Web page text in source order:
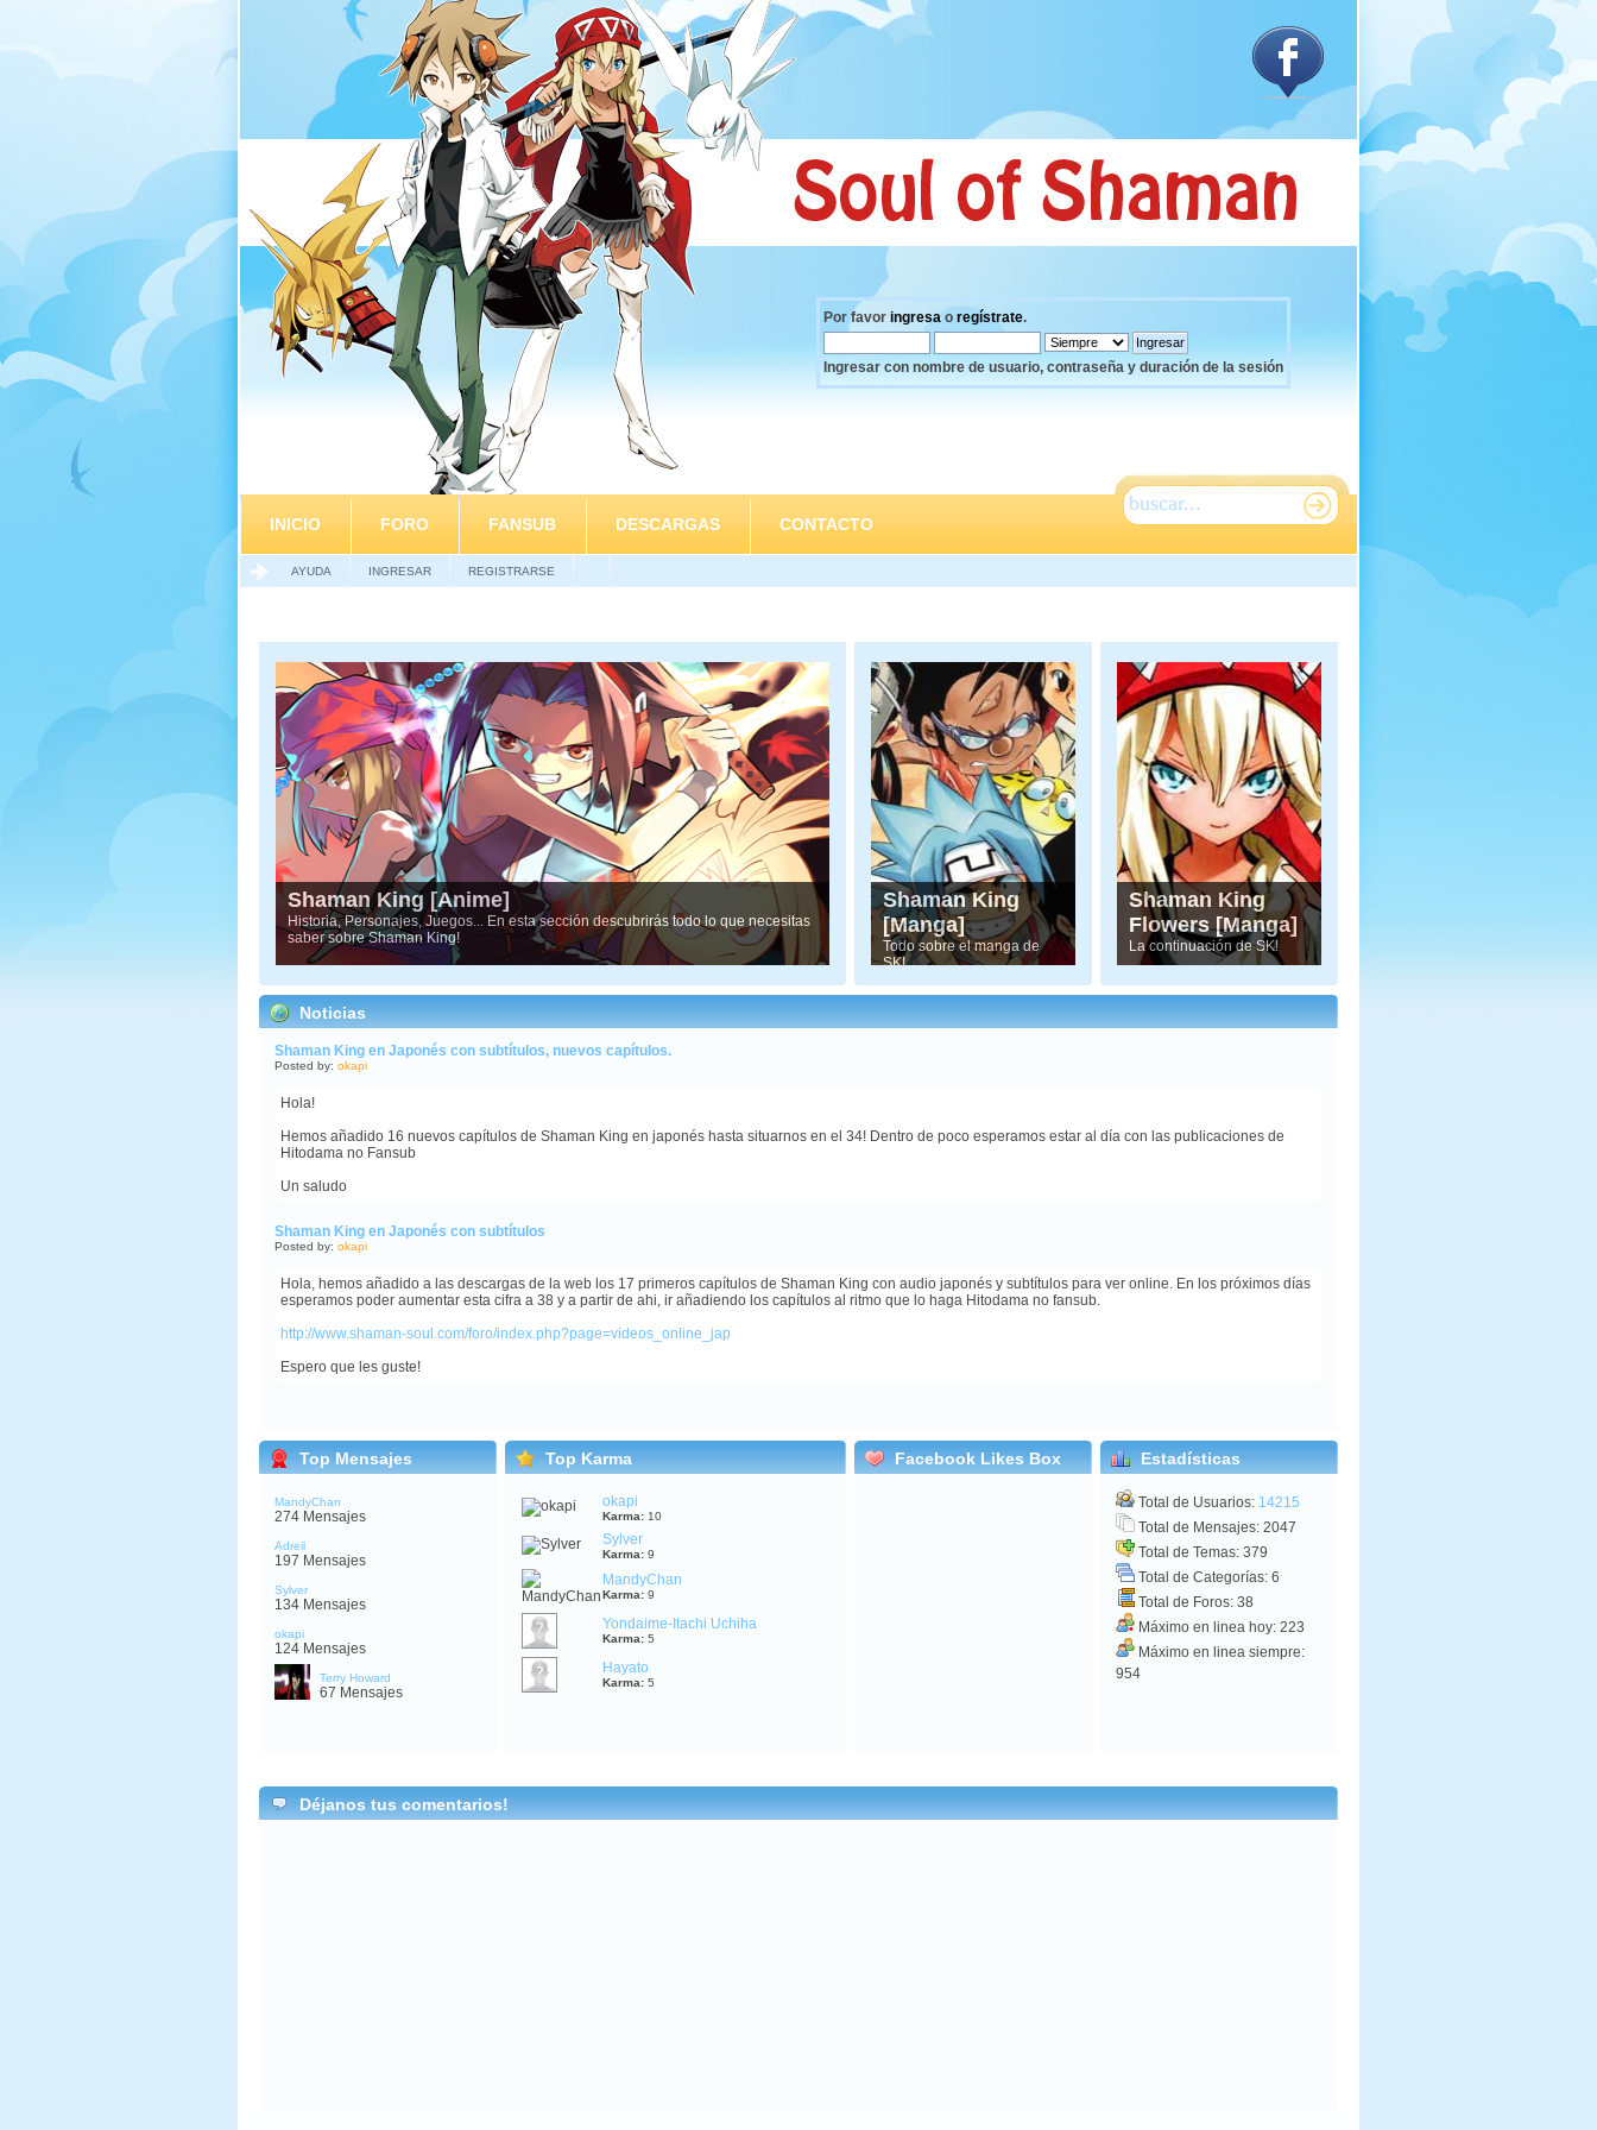
Por favor ingresa o regístrate.
Ingresar con nombre de usuario, contraseña y duración de la sesión
INICIO FORO FANSUB DESCARGAS CONTACTO
AYUDA INGRESAR REGISTRARSE
Shaman King [Anime]
Historia, Personajes, Juegos... En esta sección descubrirás todo lo que necesitas
saber sobre Shaman King!
Shaman King
[Manga]
Todo sobre el manga de
SK!
Shaman King
Flowers [Manga]
La continuación de SK!
Noticias
Shaman King en Japonés con subtítulos, nuevos capítulos.
Posted by: okapi
Hola!
Hemos añadido 16 nuevos capítulos de Shaman King en japonés hasta situarnos en el 34! Dentro de poco esperamos estar al día con las publicaciones de
Hitodama no Fansub
Un saludo
Shaman King en Japonés con subtítulos
Posted by: okapi
Hola, hemos añadido a las descargas de la web los 17 primeros capítulos de Shaman King con audio japonés y subtítulos para ver online. En los próximos días
esperamos poder aumentar esta cifra a 38 y a partir de ahi, ir añadiendo los capítulos al ritmo que lo haga Hitodama no fansub.
http://www.shaman-soul.com/foro/index.php?page=videos_online_jap
Espero que les guste!
Top Mensajes
MandyChan
274 Mensajes
Adreil
197 Mensajes
Sylver
134 Mensajes
okapi
124 Mensajes
Terry Howard
67 Mensajes
Top Karma
okapi
Karma: 10
Sylver
Karma: 9
MandyChan
Karma: 9
Yondaime-Itachi Uchiha
Karma: 5
Hayato
Karma: 5
Facebook Likes Box Estadísticas
Total de Usuarios: 14215
Total de Mensajes: 2047
Total de Temas: 379
Total de Categorías: 6
Total de Foros: 38
Máximo en linea hoy: 223
Máximo en linea siempre:
954
Déjanos tus comentarios!